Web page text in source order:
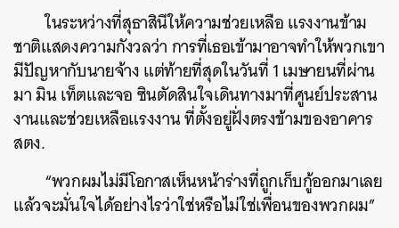
ในระหว่างที่สุธาสินีให้ความช่วยเหลือ แรงงานข้าม
ชาติแสดงความกังวลว่า การที่เธอเข้ามาอาจทำให้พวกเขา
มีปัญหากับนายจ้าง แต่ท้ายที่สุดในวันที่ 1 เมษายนที่ผ่าน
มา มิน เท็ตและจอ ซินตัดสินใจเดินทางมาที่ศูนย์ประสาน
งานและช่วยเหลือแรงงาน ที่ตั้งอยู่ฝั่งตรงข้ามของอาคาร
สตง.
“พวกผมไม่มีโอกาสเห็นหน้าร่างที่ถูกเก็บกู้ออกมาเลย
แล้วจะมั่นใจได้อย่างไรว่าใช่หรือไม่ใช่เพื่อนของพวกผม”